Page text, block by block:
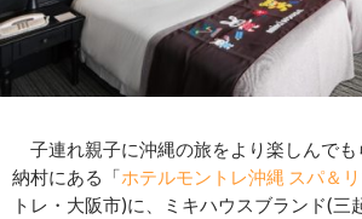
子連れ親子に沖縄の旅をより楽しんでも
納村にある「ホテルモントレ沖縄 スパ＆
トレ・大阪市)に、ミキハウスブランド(三